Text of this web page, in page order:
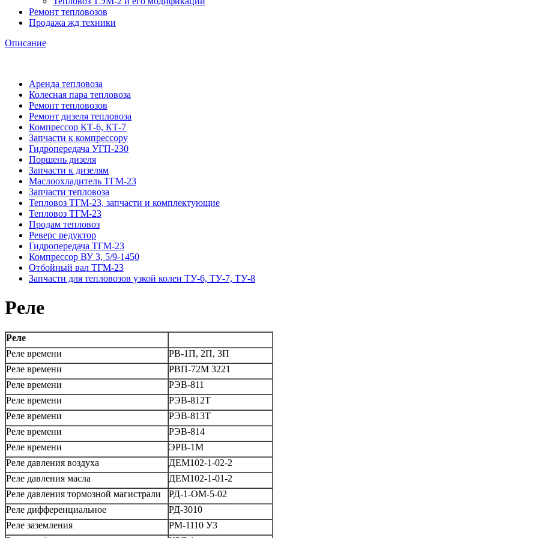
Ремонт тепловозов
Продажа жд техники
Описание
Аренда тепловоза
Колесная пара тепловоза
Ремонт тепловозов
Ремонт дизеля тепловоза
Компрессор КТ-6, КТ-7
Запчасти к компрессору
Гидропередача УГП-230
Поршень дизеля
Запчасти к дизелям
Маслоохладитель ТГМ-23
Запчасти тепловоза
Тепловоз ТГМ-23, запчасти и комплектующие
Тепловоз ТГМ-23
Продам тепловоз
Реверс редуктор
Гидропередача ТГМ-23
Компрессор ВУ 3, 5/9-1450
Отбойный вал ТГМ-23
Запчасти для тепловозов узкой колеи ТУ-6, ТУ-7, ТУ-8
Реле
Реле
Реле времени
РВ-1П, 2П, 3П
Реле времени
РВП-72М 3221
Реле времени
РЭВ-811
Реле времени
РЭВ-812Т
Реле времени
РЭВ-813Т
Реле времени
РЭВ-814
Реле времени
ЭРВ-1М
Реле давления воздуха
ДЕМ102-1-02-2
Реле давления масла
ДЕМ102-1-01-2
Реле давления тормозной магистрали
РД-1-ОМ-5-02
Реле дифференциальное
РД-3010
Реле заземления
РМ-1110 У3